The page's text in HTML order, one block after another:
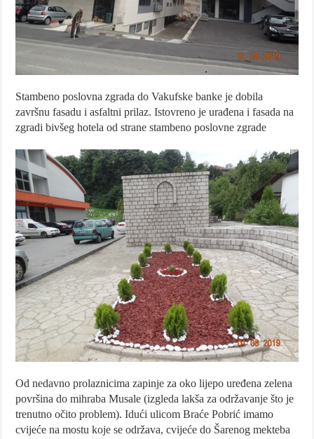
Stambeno poslovna zgrada do Vakufske banke je dobila
završnu fasadu i asfaltni prilaz. Istovreno je urađena i fasada na
zgradi bivšeg hotela od strane stambeno poslovne zgrade
Od nedavno prolaznicima zapinje za oko lijepo uređena zelena
površina do mihraba Musale (izgleda lakša za održavanje što je
trenutno očito problem). Idući ulicom Braće Pobrić imamo
cvijeće na mostu koje se održava, cvijeće do Šarenog mekteba